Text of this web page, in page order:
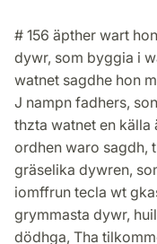
# 156 äpther wart
dywr, som byggia i
watnet sagdhe hon
J nampn fadhers,
thzta watnet en källa
ordhen waro sagdh,
gräselika dywren,
iomffrun tecla wt
grymmasta dywr,
dödhga, Tha